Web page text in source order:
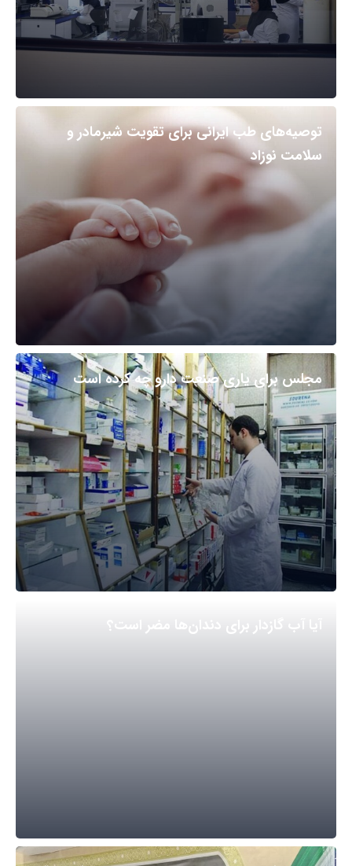
توصیه‌های طب ایرانی برای تقویت شیرمادر و
سلامت نوزاد
مجلس برای یاری صنعت دارو چه کرده است
آیا آب گازدار برای دندان‌ها مضر است؟